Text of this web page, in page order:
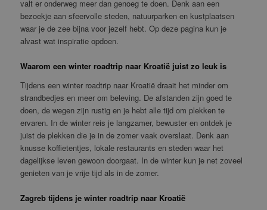
valt er onderweg meer dan genoeg te doen. Denk aan een
bezoekje aan sfeervolle steden, natuurparken en kustplaatsen
waar je de zee bijna voor jezelf hebt. Op deze pagina kun je
alvast wat inspiratie opdoen.
Waarom een winter roadtrip naar Kroatië juist zo leuk is
Tijdens een winter roadtrip naar Kroatië draait het minder om
strandbedjes en meer om beleving. De afstanden zijn goed te
doen, de wegen zijn rustig en je hebt alle tijd om plekken te
ervaren. In de winter reis je langzamer, bewuster en ontdek je
juist de plekken die je in de zomer vaak overslaat. Denk aan
knusse koffietentjes, lokale restaurants en steden waar het
dagelijkse leven gewoon doorgaat. In de winter kun je net zoveel
genieten van je vrije tijd als in de zomer.
Zagreb tijdens je winter roadtrip naar Kroatië